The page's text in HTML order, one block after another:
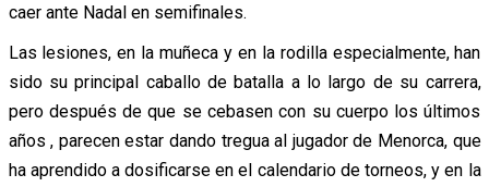
caer ante Nadal en semifinales.
Las lesiones, en la muñeca y en la rodilla especialmente, han
sido su principal caballo de batalla a lo largo de su carrera,
pero después de que se cebasen con su cuerpo los últimos
años , parecen estar dando tregua al jugador de Menorca, que
ha aprendido a dosificarse en el calendario de torneos, y en la